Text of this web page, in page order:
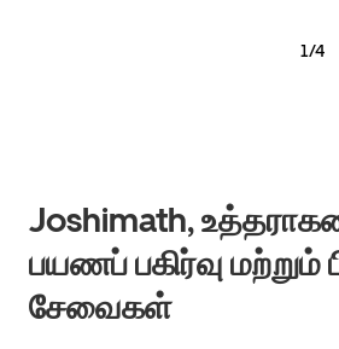
1/4
Joshimath,
பயணப் பகிர்வு மற்றும்
சேவைகள்